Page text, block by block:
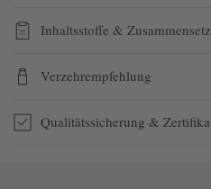
Inhaltsstoffe &
Verzehrempfehlung
Qualitätssicherung &